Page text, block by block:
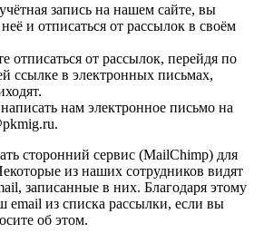
запись на нашем сайте, вы
и отписаться от рассылок в своём
отписаться от рассылок, перейдя по
ссылке в электронных письмах,
нам электронное письмо на
сторонний сервис (MailChimp) для
из наших сотрудников видят
записанные в них. Благодаря этому
email из списка рассылки, если вы
об этом.